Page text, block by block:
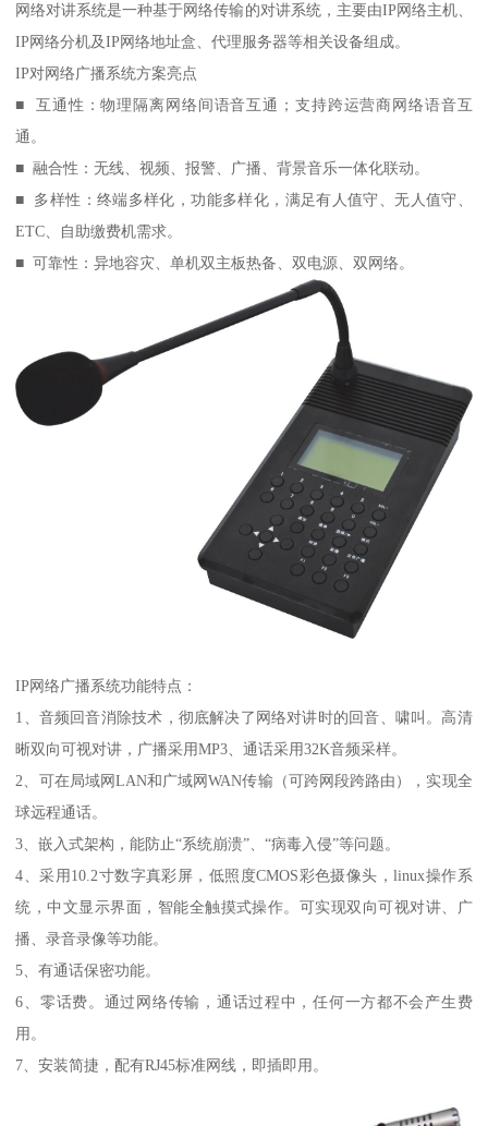
网络对讲系统是一种基于网络传输的对讲系统，主要由IP网络主机、
IP网络分机及IP网络地址盒、代理服务器等相关设备组成。
IP对网络广播系统方案亮点
■ 互通性：物理隔离网络间语音互通；支持跨运营商网络语音互
通。
■ 融合性：无线、视频、报警、广播、背景音乐一体化联动。
■ 多样性：终端多样化，功能多样化，满足有人值守、无人值守、
ETC、自助缴费机需求。
■ 可靠性：异地容灾、单机双主板热备、双电源、双网络。
IP网络广播系统功能特点：
1、音频回音消除技术，彻底解决了网络对讲时的回音、啸叫。高清
晰双向可视对讲，广播采用MP3、通话采用32K音频采样。
2、可在局域网LAN和广域网WAN传输（可跨网段跨路由），实现全
球远程通话。
3、嵌入式架构，能防止“系统崩溃”、“病毒入侵”等问题。
4、采用10.2寸数字真彩屏，低照度CMOS彩色摄像头，linux操作系
统，中文显示界面，智能全触摸式操作。可实现双向可视对讲、广
播、录音录像等功能。
5、有通话保密功能。
6、零话费。通过网络传输，通话过程中，任何一方都不会产生费
用。
7、安装简捷，配有RJ45标准网线，即插即用。